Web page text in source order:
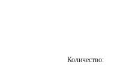
Количество: